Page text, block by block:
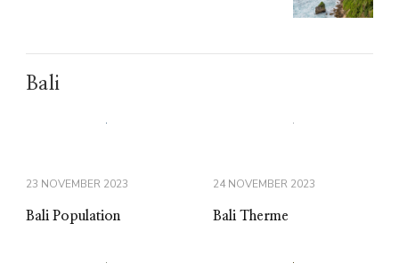
Bali
23 NOVEMBER 2023
Bali Population
24 NOVEMBER 2023
Bali Therme